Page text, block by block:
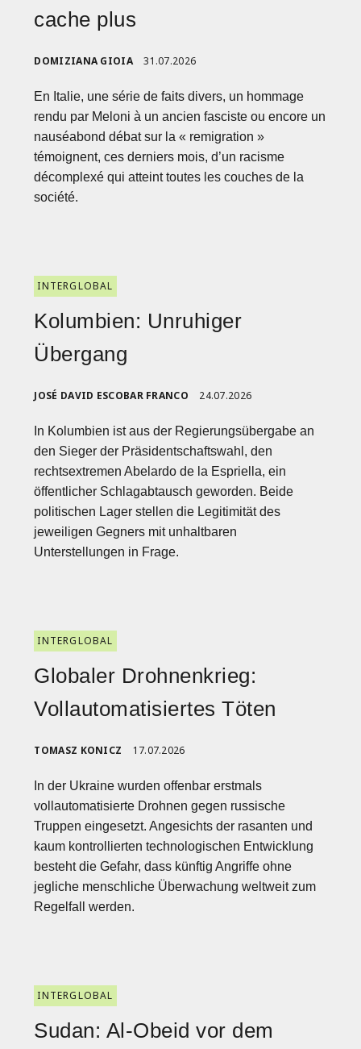
cache plus
DOMIZIANA GIOIA 31.07.2026
En Italie, une série de faits divers, un hommage
rendu par Meloni à un ancien fasciste ou encore un
nauséabond débat sur la « remigration »
témoignent, ces derniers mois, d’un racisme
décomplexé qui atteint toutes les couches de la
société.
INTERGLOBAL
Kolumbien: Unruhiger
Übergang
JOSÉ DAVID ESCOBAR FRANCO 24.07.2026
In Kolumbien ist aus der Regierungsübergabe an
den Sieger der Präsidentschaftswahl, den
rechtsextremen Abelardo de la Espriella, ein
öffentlicher Schlagabtausch geworden. Beide
politischen Lager stellen die Legitimität des
jeweiligen Gegners mit unhaltbaren
Unterstellungen in Frage.
INTERGLOBAL
Globaler Drohnenkrieg:
Vollautomatisiertes Töten
TOMASZ KONICZ 17.07.2026
In der Ukraine wurden offenbar erstmals
vollautomatisierte Drohnen gegen russische
Truppen eingesetzt. Angesichts der rasanten und
kaum kontrollierten technologischen Entwicklung
besteht die Gefahr, dass künftig Angriffe ohne
jegliche menschliche Überwachung weltweit zum
Regelfall werden.
INTERGLOBAL
Sudan: Al-Obeid vor dem